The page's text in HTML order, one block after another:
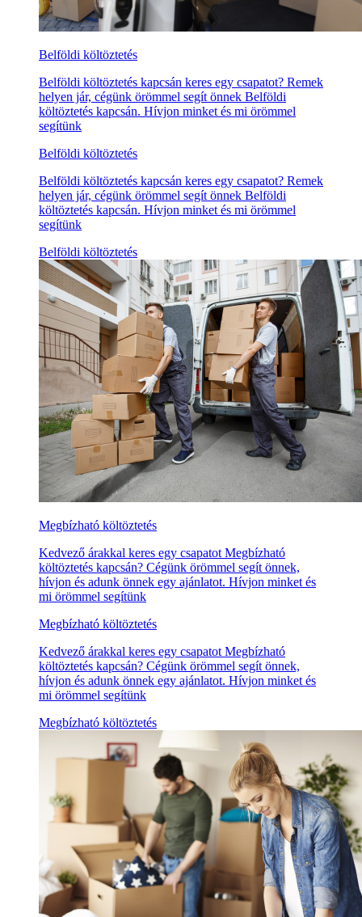
Belföldi költöztetés
Belföldi költöztetés kapcsán keres egy csapatot? Remek
helyen jár, cégünk örömmel segít önnek Belföldi
költöztetés kapcsán. Hívjon minket és mi örömmel
segítünk
Belföldi költöztetés
Belföldi költöztetés kapcsán keres egy csapatot? Remek
helyen jár, cégünk örömmel segít önnek Belföldi
költöztetés kapcsán. Hívjon minket és mi örömmel
segítünk
Belföldi költöztetés
Megbízható költöztetés
Kedvező árakkal keres egy csapatot Megbízható
költöztetés kapcsán? Cégünk örömmel segít önnek,
hívjon és adunk önnek egy ajánlatot. Hívjon minket és
mi örömmel segítünk
Megbízható költöztetés
Kedvező árakkal keres egy csapatot Megbízható
költöztetés kapcsán? Cégünk örömmel segít önnek,
hívjon és adunk önnek egy ajánlatot. Hívjon minket és
mi örömmel segítünk
Megbízható költöztetés